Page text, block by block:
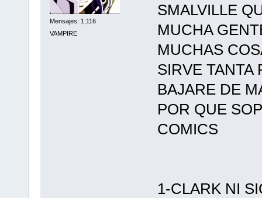
Mensajes: 1,116
VAMPIRE
SMALVILLE
MUCHA
MUCHAS
SIRVE TANTA
BAJARE DE
POR QUE
COMICS
1-CLARK NI